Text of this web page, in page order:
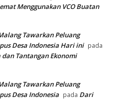
Menggunakan VCO Buatan
Tawarkan Peluang
Desa Indonesia Hari ini pada
Tantangan Ekonomi
Tawarkan Peluang
Desa Indonesia pada Dari